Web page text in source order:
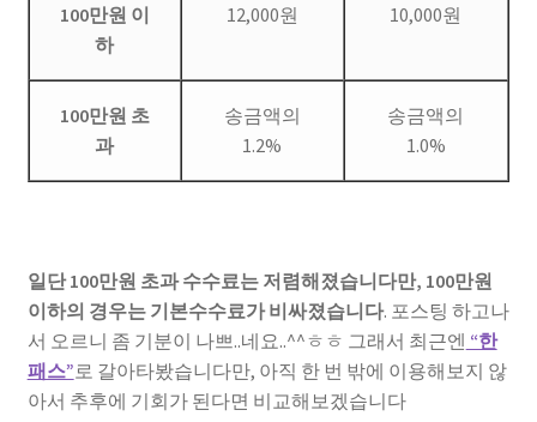
100만원 이
하
12,000원 10,000원
100만원 초
과
송금액의
1.2%
송금액의
1.0%
일단 100만원 초과 수수료는 저렴해졌습니다만, 100만원
이하의 경우는 기본수수료가 비싸졌습니다. 포스팅 하고나
서 오르니 좀 기분이 나쁘..네요..^^ㅎㅎ 그래서 최근엔 “한
패스”로 갈아타봤습니다만, 아직 한 번 밖에 이용해보지 않
아서 추후에 기회가 된다면 비교해보겠습니다